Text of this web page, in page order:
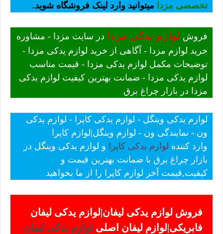
تخصصی مزدا میتوانید وارد لینک فروشگاه شوید.
فروش لوازم یدکی مزدا در سایت مزدا - مشاوره
خرید لوازم مزدا - آگاهی از خرید لوازم یدکی مزدا -
توضیحات مکمل لوازم یدکی مزدا - قیمت مناسب
لوازم یدکی مزدا - ضمانت بهترین کیفیت لوازم یدکی
مزدا در بازار چراغ برق
لوازم یدکی وینگل - لوازم یدکی کاپرا - لوازم یدکی
ون - نمایندگی ون - لوازم وینگل|لوازم کاپرا
وارد کننده لوازم یدکی کاپرا
و لوازم یدکی وینگل در
بازار چراغ برق با ضمانت بهترین قیمت و
کیفیت,قیمت آخر لوازم کاپرا را از ما بخواهید
فروش لوازم یدکی لیفان|لوازم یدکی لیفان
فابریکی|لوازم لیفان اصلی لوازم یدکی لیفان